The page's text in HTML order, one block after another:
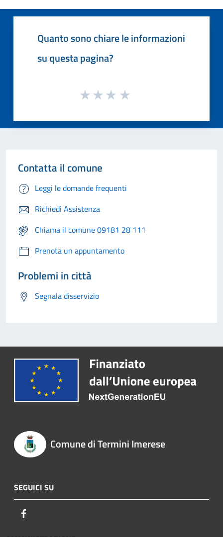
Quanto sono chiare le informazioni
su questa pagina?
Contatta il comune
Leggi le domande frequenti
Richiedi Assistenza
Chiama il comune 09181 28 111
Prenota un appuntamento
Problemi in città
Segnala disservizio
Comune di Termini Imerese
SEGUICI SU